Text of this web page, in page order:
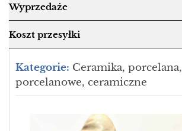
Wyprzedaże
Koszt przesyłki
Kategorie: Ceramika, porcelana,
porcelanowe, ceramiczne